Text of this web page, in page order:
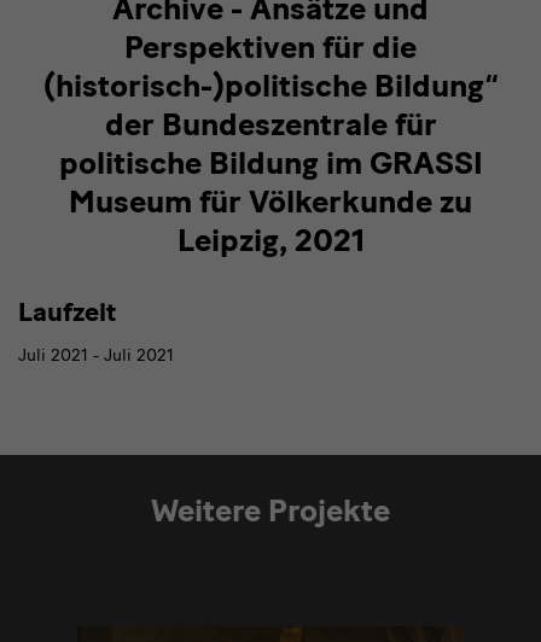
Archive - Ansätze und
Perspektiven für die
(historisch-)politische Bildung“
der Bundeszentrale für
politische Bildung im GRASSI
Museum für Völkerkunde zu
Leipzig, 2021
Laufzeit
Juli 2021 - Juli 2021
Weitere Projekte